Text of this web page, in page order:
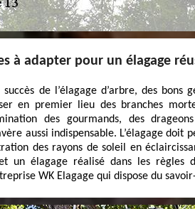
à adapter pour un élagage
succès de l’élagage d’arbre, des bons
en premier lieu des branches
des gourmands, des
aussi indispensable. L’élagage
des rayons de soleil en
un élagage réalisé dans les règles
WK Elagage qui dispose du